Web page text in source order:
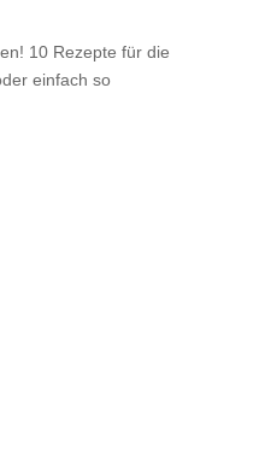
10 Rezepte für die
einfach so